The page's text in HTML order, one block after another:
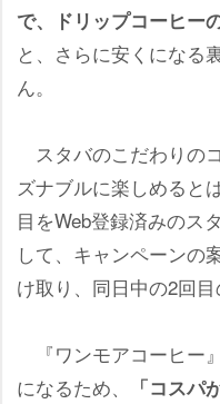
で、ドリップコーヒー
と、さらに安くになる
ん。
スタバのこだわりの
ズナブルに楽しめると
目をWeb登録済みのス
して、キャンペーンの
け取り、同日中の2回目
『ワンモアコーヒー
になるため、
「コスパ